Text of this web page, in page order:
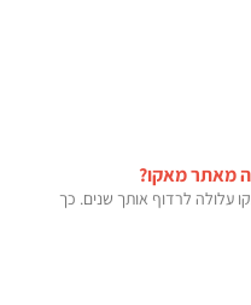
מאתר מאקו?
עלולה לרדוף אותך שנים. כך